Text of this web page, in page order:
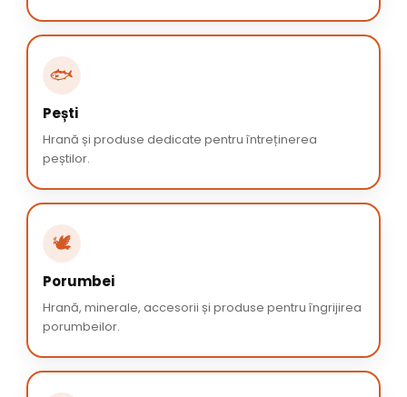
🐟
Pești
Hrană și produse dedicate pentru întreținerea
peștilor.
🕊️
Porumbei
Hrană, minerale, accesorii și produse pentru îngrijirea
porumbeilor.